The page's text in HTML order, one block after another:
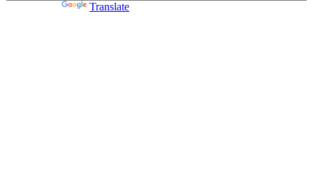
Translate